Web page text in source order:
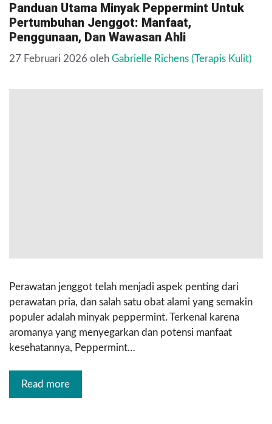
Panduan Utama Minyak Peppermint Untuk
Pertumbuhan Jenggot: Manfaat,
Penggunaan, Dan Wawasan Ahli
27 Februari 2026 oleh Gabrielle Richens (Terapis Kulit)
Perawatan jenggot telah menjadi aspek penting dari
perawatan pria, dan salah satu obat alami yang semakin
populer adalah minyak peppermint. Terkenal karena
aromanya yang menyegarkan dan potensi manfaat
kesehatannya, Peppermint…
Read more